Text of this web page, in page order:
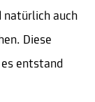
natürlich auch
Diese
entstand